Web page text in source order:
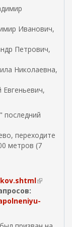
Иванович,
Петрович,
Николаевна,
последний
переходите
метров (7
(
н